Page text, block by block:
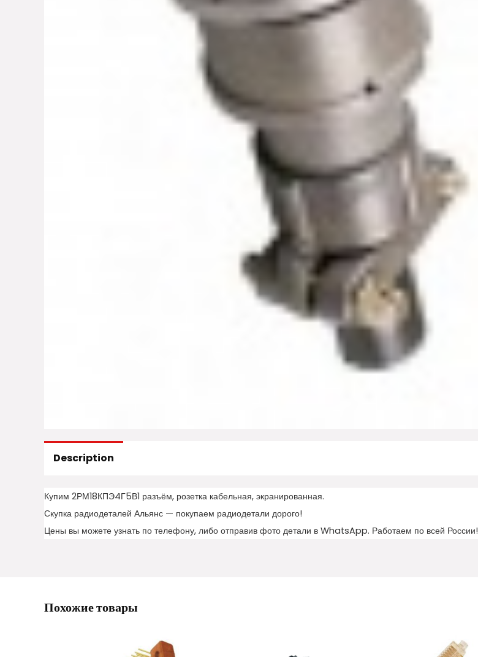
Description
Купим 2РМ18КПЭ4Г5В1 разъём, розетка кабельная, экранированная.
Скупка радиодеталей Альянс — покупаем радиодетали дорого!
Цены вы можете узнать по телефону, либо отправив фото детали в WhatsApp. Работаем по всей России!
Похожие товары